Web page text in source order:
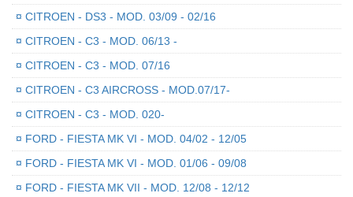
¤ CITROEN - DS3 - MOD. 03/09 - 02/16
¤ CITROEN - C3 - MOD. 06/13 -
¤ CITROEN - C3 - MOD. 07/16
¤ CITROEN - C3 AIRCROSS - MOD.07/17-
¤ CITROEN - C3 - MOD. 020-
¤ FORD - FIESTA MK VI - MOD. 04/02 - 12/05
¤ FORD - FIESTA MK VI - MOD. 01/06 - 09/08
¤ FORD - FIESTA MK VII - MOD. 12/08 - 12/12